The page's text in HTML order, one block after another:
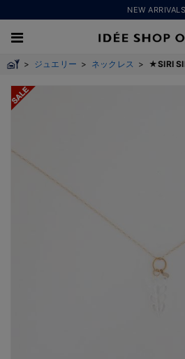
NEW ARRIVALS
> ジュエリー > ネックレス > ★SIRI